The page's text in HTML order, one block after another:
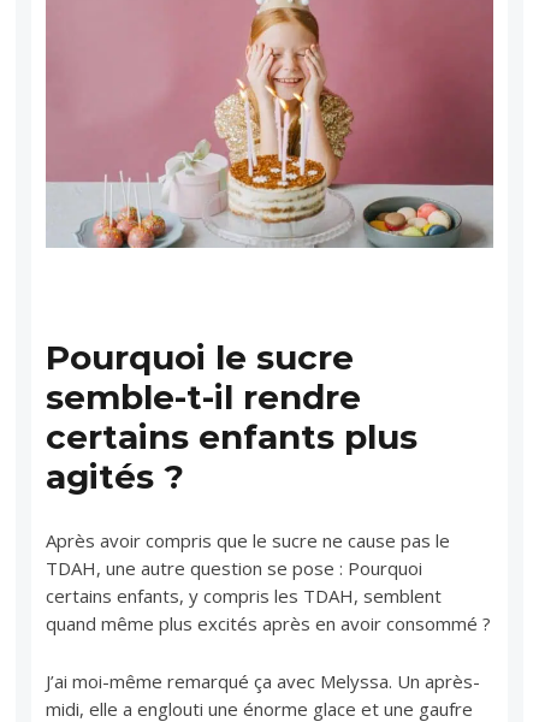
Pourquoi le sucre
semble-t-il rendre
certains enfants plus
agités ?
Après avoir compris que le sucre ne cause pas le
TDAH, une autre question se pose : Pourquoi
certains enfants, y compris les TDAH, semblent
quand même plus excités après en avoir consommé ?
J’ai moi-même remarqué ça avec Melyssa. Un après-
midi, elle a englouti une énorme glace et une gaufre